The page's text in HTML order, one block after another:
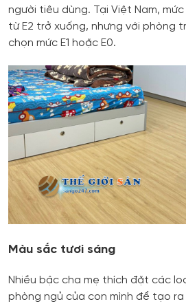
người tiêu dùng. Tại Việt Nam,
từ E2 trở xuống, nhưng với phòng
chọn mức E1 hoặc E0.
Màu sắc tươi sáng
Nhiều bậc cha mẹ thích đặt các
phòng ngủ của con mình để tạo